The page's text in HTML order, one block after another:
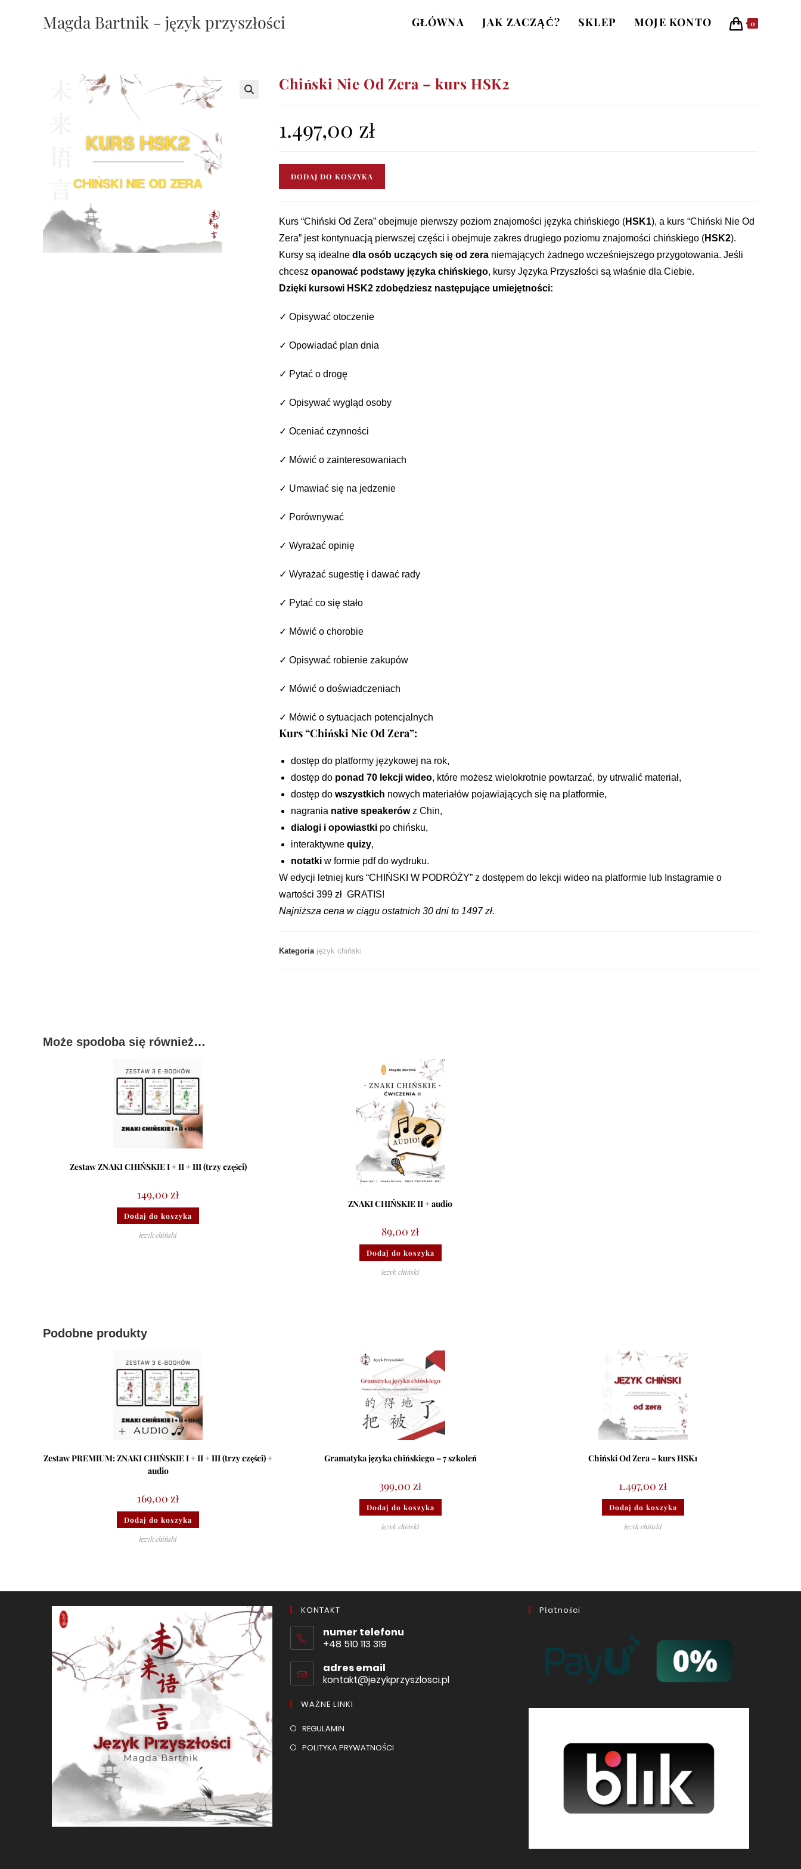
Magda Bartnik - język przyszłości GŁÓWNA JAK ZACZĄĆ? SKLEP MOJE KONTO 0
Chiński Nie Od Zera – kurs HSK2
1.497,00 zł
kurs
HSK2
DODAJ DO KOSZYKA
Kurs “Chiński Od Zera” obejmuje pierwszy poziom znajomości języka chińskiego (HSK1), a kurs “Chiński Nie Od
Zera” jest kontynuacją pierwszej części i obejmuje zakres drugiego poziomu znajomości chińskiego (HSK2).
Kursy są idealne dla osób uczących się od zera niemających żadnego wcześniejszego przygotowania. Jeśli
chcesz opanować podstawy języka chińskiego, kursy Języka Przyszłości są właśnie dla Ciebie.
Dzięki kursowi HSK2 zdobędziesz następujące umiejętności:​
✓ Opisywać otoczenie
✓ Opowiadać plan dnia
✓ Pytać o drogę
✓ Opisywać wygląd osoby
✓ Oceniać czynności
✓ Mówić o zainteresowaniach
✓ Umawiać się na jedzenie
✓ Porównywać
✓ Wyrażać opinię
✓ Wyrażać sugestię i dawać rady
✓ Pytać co się stało
✓ Mówić o chorobie
✓ Opisywać robienie zakupów
✓ Mówić o doświadczeniach
✓ Mówić o sytuacjach potencjalnych
Kurs “Chiński Nie Od Zera”:
dostęp do platformy językowej na rok,
dostęp do ponad 70 lekcji wideo, które możesz wielokrotnie powtarzać, by utrwalić materiał,
dostęp do wszystkich nowych materiałów pojawiających się na platformie,
nagrania native speakerówz Chin,
dialogi i opowiastki po chińsku,
interaktywne quizy,
notatki w formie pdf do wydruku.
W edycji letniej kurs “CHIŃSKI W PODRÓŻY” z dostępem do lekcji wideo na platformie lub Instagramie o
wartości 399 zł GRATIS!
Najniższa cena w ciągu ostatnich 30 dni to 1497 zł.
Kategoria język chiński
Może spodoba się również…
Zestaw ZNAKI CHIŃSKIE I + II + III (trzy części)
149,00 zł
Dodaj do koszyka
język chiński
ZNAKI CHIŃSKIE II + audio
89,00 zł
Dodaj do koszyka
język chiński
Podobne produkty
Zestaw PREMIUM: ZNAKI CHIŃSKIE I + II + III (trzy części) +
audio
169,00 zł
Dodaj do koszyka
język chiński
Gramatyka języka chińskiego – 7 szkoleń
399,00 zł
Dodaj do koszyka
język chiński
Chiński Od Zera – kurs HSK1
1.497,00 zł
Dodaj do koszyka
język chiński
KONTAKT
numer telefonu
+48 510 113 319
adres email
kontakt@jezykprzyszlosci.plOpens
WAŻNE LINKI
REGULAMINOpens
POLITYKA PRYWATNOŚCIOpens
Płatności